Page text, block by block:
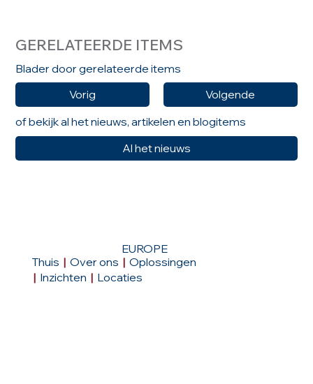
GERELATEERDE ITEMS
Blader door gerelateerde items
Vorig
Volgende
of bekijk al het nieuws, artikelen en blogitems
Al het nieuws
EUROPE
Thuis | Over ons | Oplossingen
| Inzichten | Locaties